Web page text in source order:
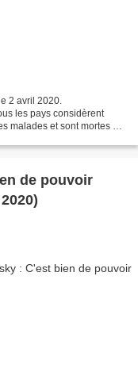
2 avril 2020.
les pays considèrent
malades et sont mortes de
de pouvoir